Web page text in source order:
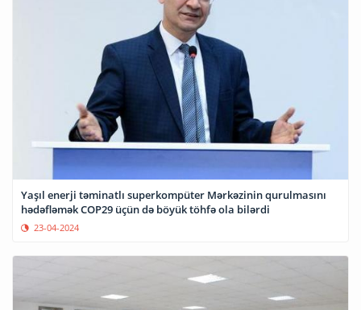
Yaşıl enerji təminatlı superkompüter Mərkəzinin qurulmasını
hədəfləmək COP29 üçün də böyük töhfə ola bilərdi
23-04-2024